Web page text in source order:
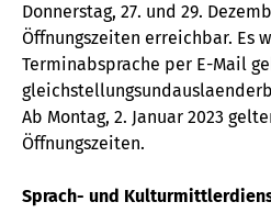
Donnerstag, 27. und 29.
Öffnungszeiten erreichbar. Es
Terminabsprache per E-Mail
Ab Montag, 2. Januar 2023
Öffnungszeiten.
Sprach- und